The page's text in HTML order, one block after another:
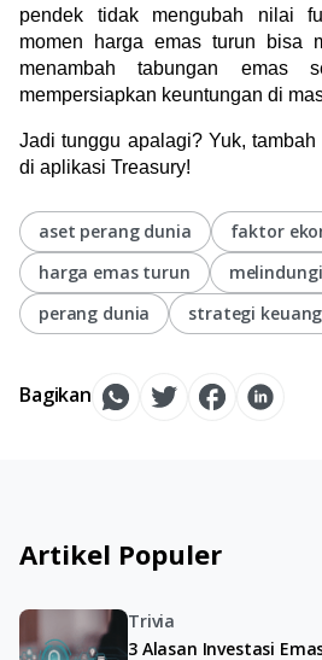
pendek tidak mengubah nilai
momen harga emas turun bisa
menambah tabungan emas
mempersiapkan keuntungan di
Jadi tunggu apalagi? Yuk,
di aplikasi Treasury!
aset perang dunia
faktor
harga emas turun
perang dunia
strategi
Bagikan
Artikel Populer
Trivia
3 Alasan Investasi